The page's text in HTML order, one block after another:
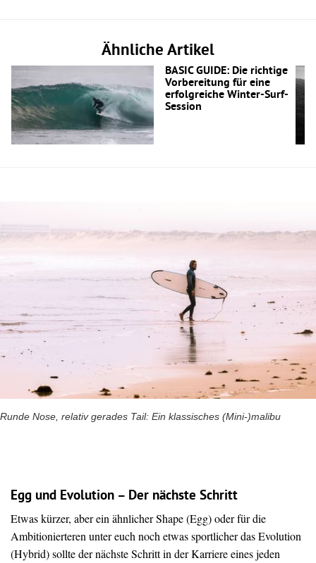
Ähnliche Artikel
BASIC GUIDE: Die richtige
Vorbereitung für eine
erfolgreiche Winter-Surf-
Session
Runde Nose, relativ gerades Tail: Ein klassisches (Mini-)malibu
Egg und Evolution – Der nächste Schritt
Etwas kürzer, aber ein ähnlicher Shape (Egg) oder für die
Ambitionierteren unter euch noch etwas sportlicher das Evolution
(Hybrid) sollte der nächste Schritt in der Karriere eines jeden